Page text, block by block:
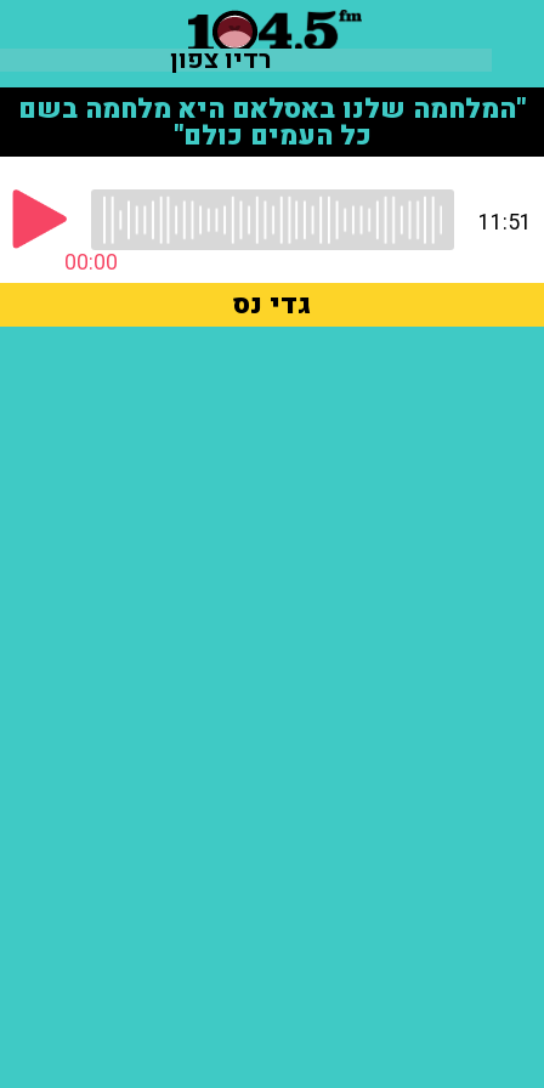
רדיו צפון
"המלחמה שלנו באסלאם היא מלחמה בשם
כל העמים כולם"
00:00
11:51
גדי נס